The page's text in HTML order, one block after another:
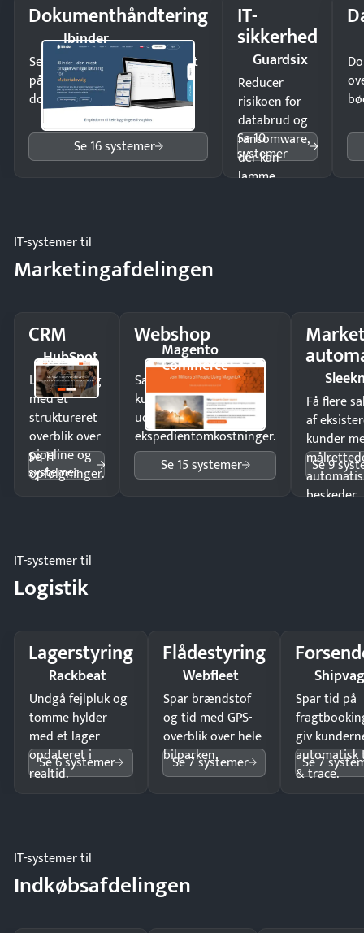
Dokumenthåndtering
Ibinder
Send kontrakter til underskrift
på minutter og mist ingen
dokumenter.
Se 16 systemer
IT-
sikkerhed
Guardsix
Reducer
risikoen for
databrud og
ransomware,
der kan
lamme
Se 10
systemer
IT-systemer til
Marketingafdelingen
CRM
HubSpot
Luk flere salg
med et
struktureret
overblik over
pipeline og
opfølgninger.
Se 11
systemer
Webshop
Magento
Commerce
Sælg produkter 24/7 til
kunder i hele landet
uden
ekspedientomkostninger.
Se 15 systemer
Få flere
af
kunder
beskeder.
Se 9
IT-systemer til
Logistik
Lagerstyring
Rackbeat
Undgå fejlpluk og
tomme hylder
med et lager
opdateret i
realtid.
Se 6 systemer
Flådestyring
Webfleet
Spar brændstof
og tid med GPS-
overblik over hele
bilparken.
Se 7 systemer
Spar tid på
giv
automatisk
& trace.
Se 7
IT-systemer til
Indkøbsafdelingen